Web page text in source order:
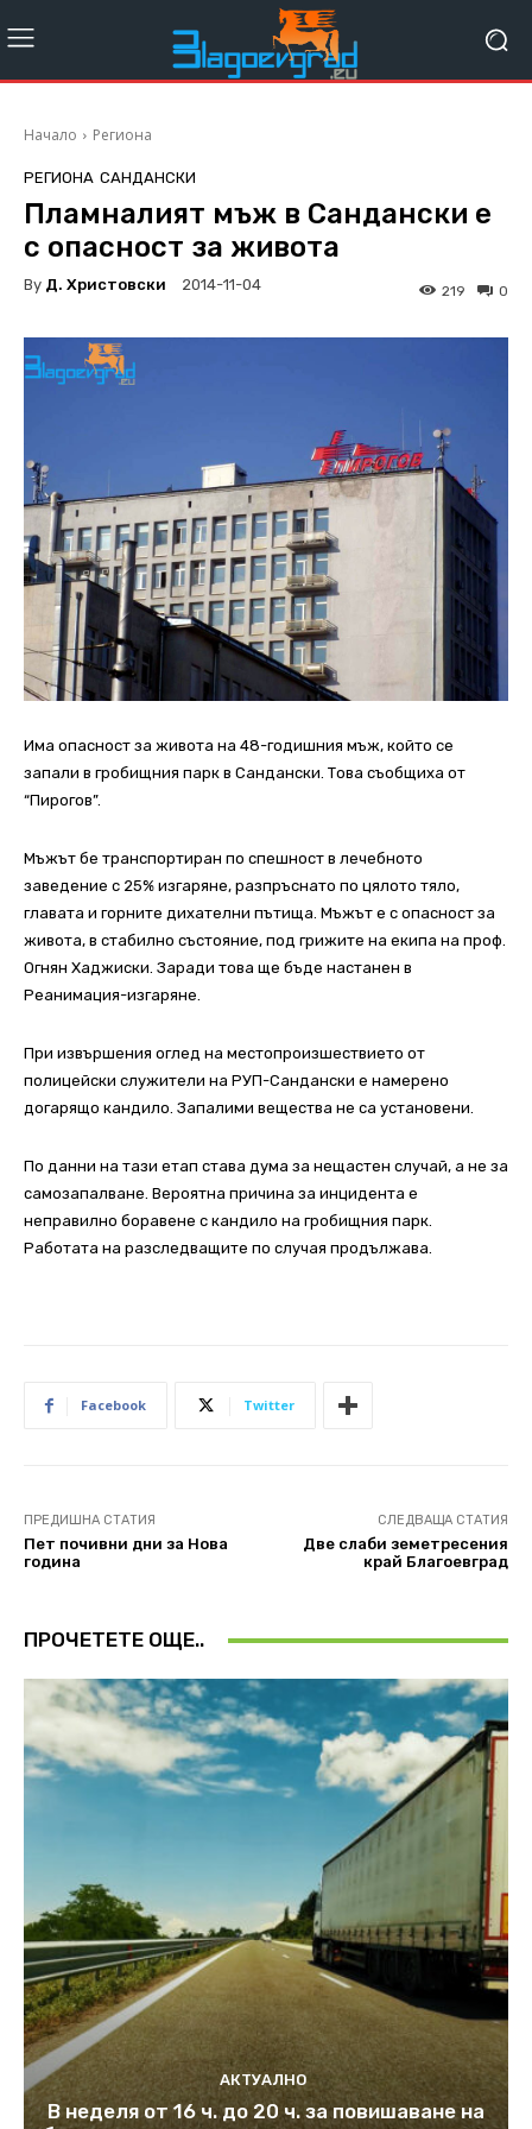
Начало Региона
РЕГИОНА САНДАНСКИ
Пламналият мъж в Сандански е
с опасност за живота
By Д. Христовски 2014-11-04 0
219
Има опасност за живота на 48-годишния мъж, който се
запали в гробищния парк в Сандански. Това съобщиха от
“Пирогов”.
Мъжът бе транспортиран по спешност в лечебното
заведение с 25% изгаряне, разпръснато по цялото тяло,
главата и горните дихателни пътища. Мъжът е с опасност за
живота, в стабилно състояние, под грижите на екипа на проф.
Огнян Хаджиски. Заради това ще бъде настанен в
Реанимация-изгаряне.
При извършения оглед на местопроизшествието от
полицейски служители на РУП-Сандански е намерено
догарящо кандило. Запалими вещества не са установени.
По данни на тази етап става дума за нещастен случай, а не за
самозапалване. Вероятна причина за инцидента е
неправилно боравене с кандило на гробищния парк.
Работата на разследващите по случая продължава.
Facebook Twitter
ПРЕДИШНА СТАТИЯ
Пет почивни дни за Нова
година
СЛЕДВАЩА СТАТИЯ
Две слаби земетресения
край Благоевград
ПРОЧЕТЕТЕ ОЩЕ..
АКТУАЛНО
В неделя от 16 ч. до 20 ч. за повишаване на